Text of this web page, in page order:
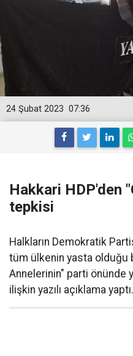
07:36
24 Şubat 2023
Hakkari HDP'den
tepkisi
Halkların Demokratik
tüm ülkenin yasta olduğu
Annelerinin" parti önünde
ilişkin yazılı açıklama yaptı.